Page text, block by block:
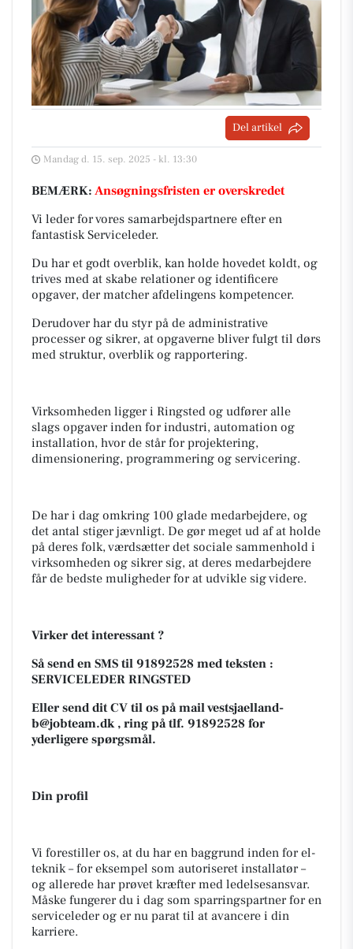
Del artikel
Mandag d. 15. sep. 2025 - kl. 13:30
BEMÆRK: Ansøgningsfristen er overskredet
Vi leder for vores samarbejdspartnere efter en
fantastisk Serviceleder.
Du har et godt overblik, kan holde hovedet koldt, og
trives med at skabe relationer og identificere
opgaver, der matcher afdelingens kompetencer.
Derudover har du styr på de administrative
processer og sikrer, at opgaverne bliver fulgt til dørs
med struktur, overblik og rapportering.
Virksomheden ligger i Ringsted og udfører alle
slags opgaver inden for industri, automation og
installation, hvor de står for projektering,
dimensionering, programmering og servicering.
De har i dag omkring 100 glade medarbejdere, og
det antal stiger jævnligt. De gør meget ud af at holde
på deres folk, værdsætter det sociale sammenhold i
virksomheden og sikrer sig, at deres medarbejdere
får de bedste muligheder for at udvikle sig videre.
Virker det interessant ?
Så send en SMS til 91892528 med teksten :
SERVICELEDER RINGSTED
Eller send dit CV til os på mailvestsjaelland-
b@jobteam.dk, ring på tlf. 91892528 for
yderligere spørgsmål.
Din profil
Vi forestiller os, at du har en baggrund inden for el-
teknik – for eksempel som autoriseret installatør –
og allerede har prøvet kræfter med ledelsesansvar.
Måske fungerer du i dag som sparringspartner for en
serviceleder og er nu parat til at avancere i din
karriere.